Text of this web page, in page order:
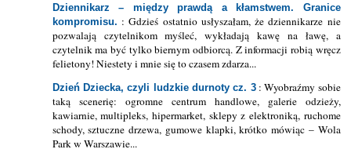
Dziennikarz – między prawdą a kłamstwem. Granice
kompromisu. : Gdzieś ostatnio usłyszałam, że dziennikarze nie
pozwalają czytelnikom myśleć, wykładają kawę na ławę, a
czytelnik ma być tylko biernym odbiorcą. Z informacji robią wręcz
felietony! Niestety i mnie się to czasem zdarza...
Dzień Dziecka, czyli ludzkie durnoty cz. 3: Wyobraźmy sobie
taką scenerię: ogromne centrum handlowe, galerie odzieży,
kawiarnie, multipleks, hipermarket, sklepy z elektroniką, ruchome
schody, sztuczne drzewa, gumowe klapki, krótko mówiąc – Wola
Park w Warszawie...